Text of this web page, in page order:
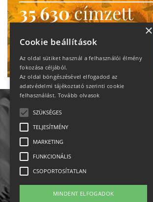
35 630címzett
heti motiváció
Ne maradj le!
Állásajánlatok
Impresszum-kapcsolat
×
Cookie beállítások
Az oldal sütiket használ a felhasználói élmény
fokozása céljából.
Az oldal böngészésével elfogadod az
adatvédelmi tájékoztató szerinti cookie
felhasználást. Tovább olvasok
SZÜKSÉGES
TELJESÍTMÉNY
MARKETING
FUNKCIONÁLIS
CSOPORTOSÍTATLAN
MINDENT ELFOGADOK